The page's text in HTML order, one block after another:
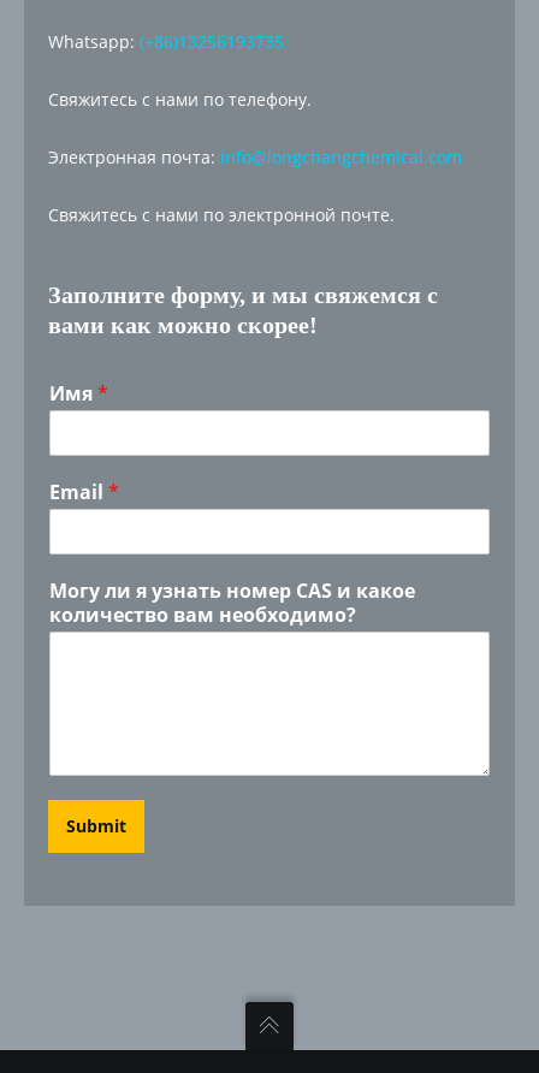
Whatsapp: (+86)13256193735
Свяжитесь с нами по телефону.
Электронная почта: info@longchangchemical.com
Свяжитесь с нами по электронной почте.
Заполните форму, и мы свяжемся с
вами как можно скорее!
Имя *
Email *
Могу ли я узнать номер CAS и какое
количество вам необходимо?
Submit